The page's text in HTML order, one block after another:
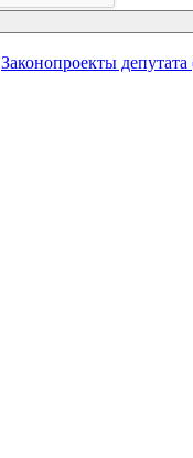
Законопроекты депутата